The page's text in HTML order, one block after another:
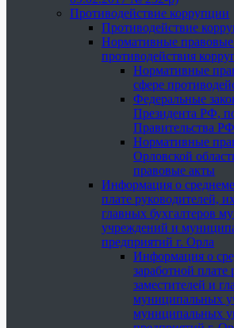
Противодействие коррупции
Противодействие
Нормативные
противодействия
Нормативные
сфере
Федеральные
Президента РФ,
Правительства РФ
Нормативные
Орловской
правовые акты
Информация о
плате руководителей,
главных бухгалтеров
учреждений и
предприятий г. Орла
Информация о
заработной плате
заместителей и
муниципальных
муниципальных